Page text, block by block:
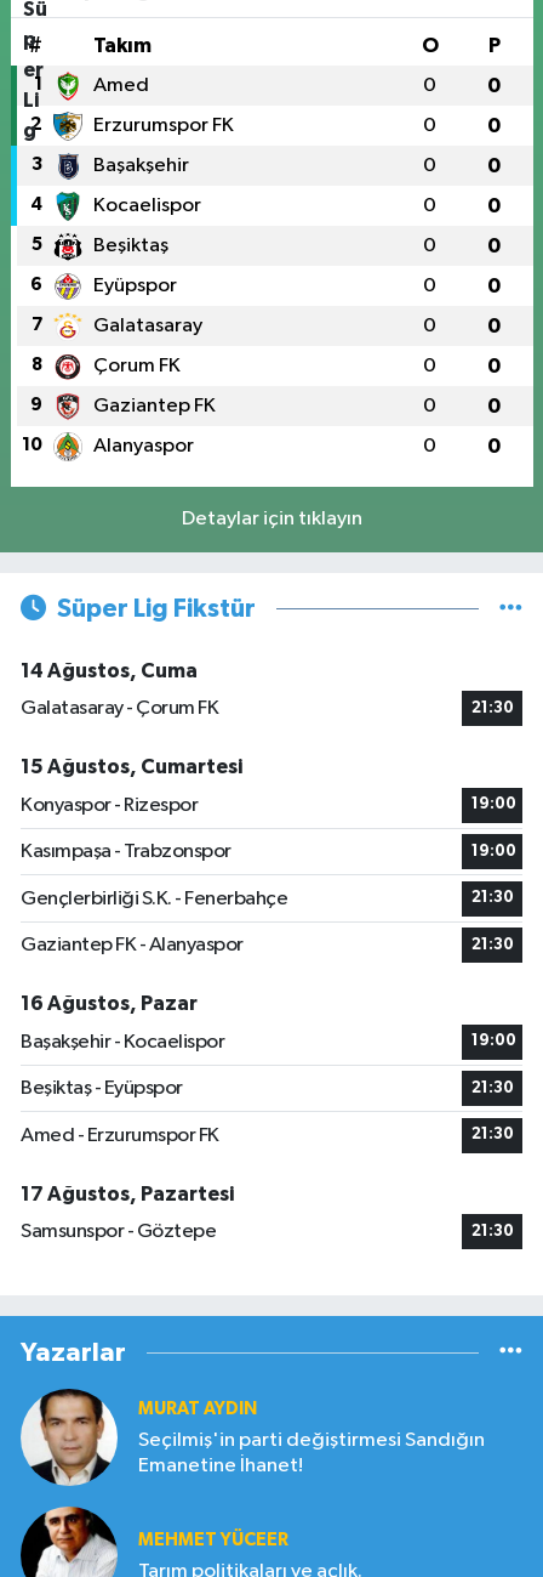
# Takım O P
1 Amed 0 0
2 Erzurumspor FK 0 0
3 Başakşehir 0 0
4 Kocaelispor 0 0
5 Beşiktaş 0 0
6 Eyüpspor 0 0
7 Galatasaray 0 0
8 Çorum FK 0 0
9 Gaziantep FK 0 0
10 Alanyaspor 0 0
Detaylar için tıklayın
Süper Lig Fikstür
14 Ağustos, Cuma
Galatasaray - Çorum FK
21:30
15 Ağustos, Cumartesi
Konyaspor - Rizespor
19:00
Kasımpaşa - Trabzonspor 19:00
Gençlerbirliği S.K. - Fenerbahçe 21:30
Gaziantep FK - Alanyaspor 21:30
16 Ağustos, Pazar
Başakşehir - Kocaelispor
19:00
Beşiktaş - Eyüpspor 21:30
Amed - Erzurumspor FK 21:30
17 Ağustos, Pazartesi
Samsunspor - Göztepe
21:30
Yazarlar
MURAT AYDIN
Seçilmiş'in parti değiştirmesi Sandığın
Emanetine İhanet!
MEHMET YÜCEER
Tarım politikaları ve açlık.